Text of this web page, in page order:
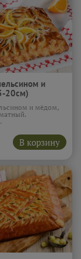
и
20см)
и мёдом,
В корзину